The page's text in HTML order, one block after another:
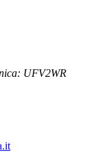
UFV2WR